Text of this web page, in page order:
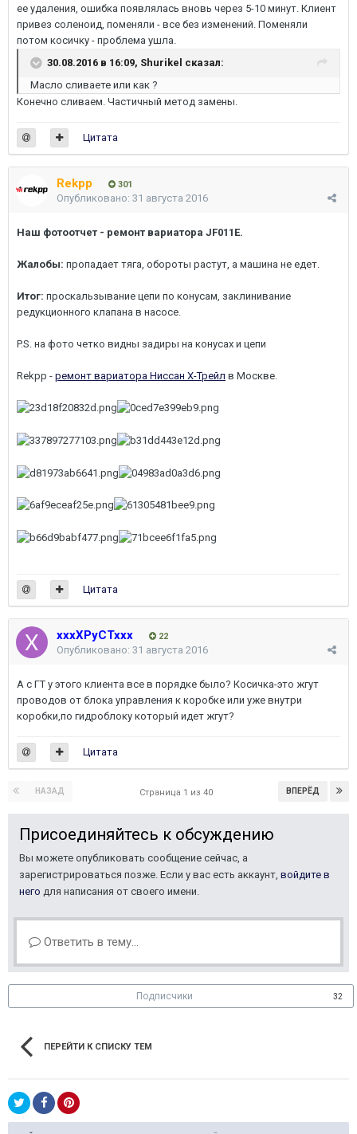
ее удаления, ошибка появлялась вновь через 5-10 минут. Клиент
привез соленоид, поменяли - все без изменений. Поменяли
потом косичку - проблема ушла.
30.08.2016 в 16:09, Shurikel сказал:
Масло сливаете или как ?
Конечно сливаем. Частичный метод замены.
Цитата
Rekpp 301
Опубликовано: 31 августа 2016
Наш фотоотчет - ремонт вариатора JF011E.
Жалобы: пропадает тяга, обороты растут, а машина не едет.
Итог: проскальзывание цепи по конусам, заклинивание
редукционного клапана в насосе.
P.S. на фото четко видны задиры на конусах и цепи
Rekpp - ремонт вариатора Ниссан Х-Трейл в Москве.
Цитата
xxxXPyCTxxx 22
Опубликовано: 31 августа 2016
А с ГТ у этого клиента все в порядке было? Косичка-это жгут
проводов от блока управления к коробке или уже внутри
коробки,по гидроблоку который идет жгут?
Цитата
НАЗАД ВПЕРЁД
Страница 1 из 40
Присоединяйтесь к обсуждению
Вы можете опубликовать сообщение сейчас, а
зарегистрироваться позже. Если у вас есть аккаунт, войдите в
него для написания от своего имени.
Ответить в тему...
Подписчики 32
ПЕРЕЙТИ К СПИСКУ ТЕМ